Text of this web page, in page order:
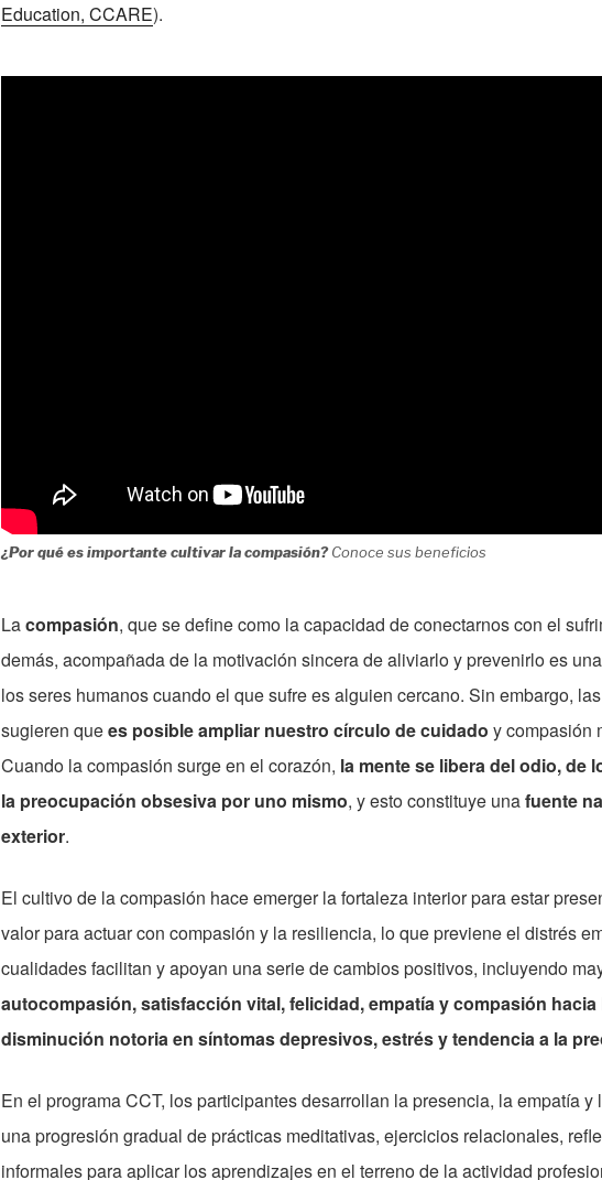
Education, CCARE).
¿Por qué es importante cultivar la compasión?Conoce sus beneficios
Lacompasión, que se define como la capacidad de conectarnos con el
demás, acompañada de la motivación sincera de aliviarlo y prevenirlo es una
los seres humanos cuando el que sufre es alguien cercano. Sin embargo,
sugieren quees posible ampliar nuestro círculo de cuidado y compasión
Cuando la compasión surge en el corazón, la mente se libera del odio, de
la preocupación obsesiva por uno mismo, y esto constituye unafuente
exterior.
El cultivo de la compasión hace emerger la fortaleza interior para estar
valor para actuar con compasión y la resiliencia, lo que previene el distrés
cualidades facilitan y apoyan una serie de cambios positivos, incluyendo
autocompasión, satisfacción vital, felicidad, empatía y compasión
disminución notoria en síntomas depresivos, estrés y tendencia a la
En el programa CCT, los participantes desarrollan la presencia, la empatía
una progresión gradual de prácticas meditativas, ejercicios relacionales,
informales para aplicar los aprendizajes en el terreno de la actividad